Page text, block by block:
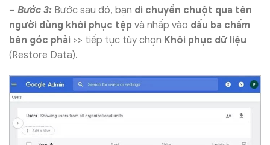
– Bước 3: Bước sau đó, bạn di chuyển chuột qua tên
người dùng khôi phục tệp và nhấp vào dấu ba chấm
bên góc phải >> tiếp tục tùy chọn Khôi phục dữ liệu
(Restore Data).